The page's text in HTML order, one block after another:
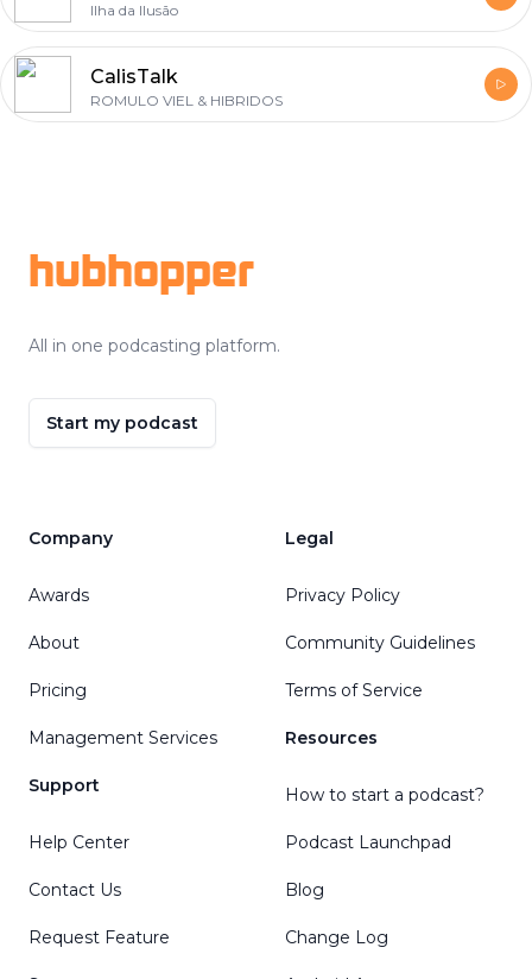
Ilha da Ilusão
CalisTalk
ROMULO VIEL & HIBRIDOS
hubhopper
All in one podcasting platform.
Start my podcast
Company
Awards
About
Pricing
Management Services
Support
Help Center
Contact Us
Request Feature
Legal
Privacy Policy
Community Guidelines
Terms of Service
Resources
How to start a podcast?
Podcast Launchpad
Blog
Change Log